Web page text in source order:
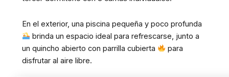
En el exterior, una piscina pequeña y poco profunda
brinda un espacio ideal para refrescarse, junto a
un quincho abierto con parrilla cubierta
para
disfrutar al aire libre.